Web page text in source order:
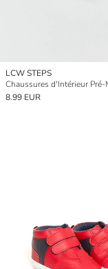
LCW STEPS
8.99 EUR